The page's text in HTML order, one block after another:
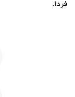
فردا.